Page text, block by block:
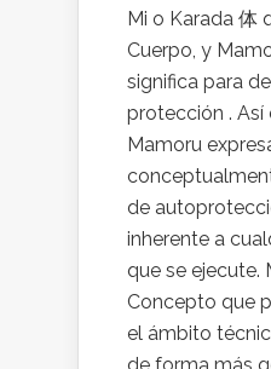
Mi o Karada 体
Cuerpo, y
significa para
protección . Así
Mamoru
de
inherente a
que se ejecute.
Concepto que
el ámbito